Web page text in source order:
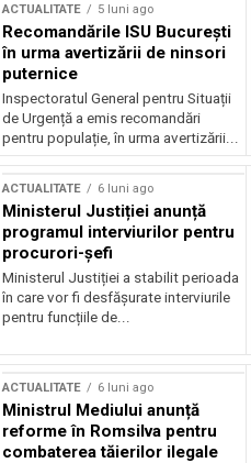
ACTUALITATE 5 luni ago
Recomandările ISU București
în urma avertizării de ninsori
puternice
Inspectoratul General pentru Situații
de Urgență a emis recomandări
pentru populație, în urma avertizării...
ACTUALITATE 6 luni ago
Ministerul Justiției anunță
programul interviurilor pentru
procurori-șefi
Ministerul Justiției a stabilit perioada
în care vor fi desfășurate interviurile
pentru funcțiile de...
ACTUALITATE 6 luni ago
Ministrul Mediului anunță
reforme în Romsilva pentru
combaterea tăierilor ilegale